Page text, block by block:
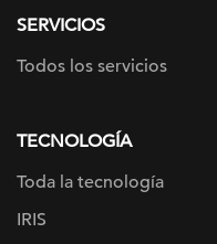
SERVICIOS
Todos los servicios
TECNOLOGÍA
Toda la tecnología
IRIS